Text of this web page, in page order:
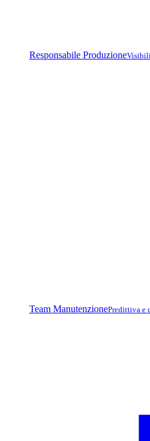
Responsabile Produzione
Team ManutenzionePredittiva e